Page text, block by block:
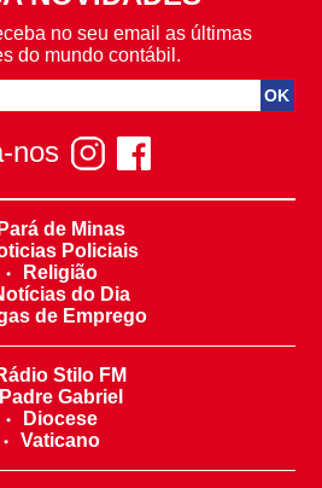
no seu email as últimas
do mundo contábil.
nos
Pará de Minas
Policiais
Religião
do Dia
de Emprego
Stilo FM
Padre Gabriel
Diocese
Vaticano